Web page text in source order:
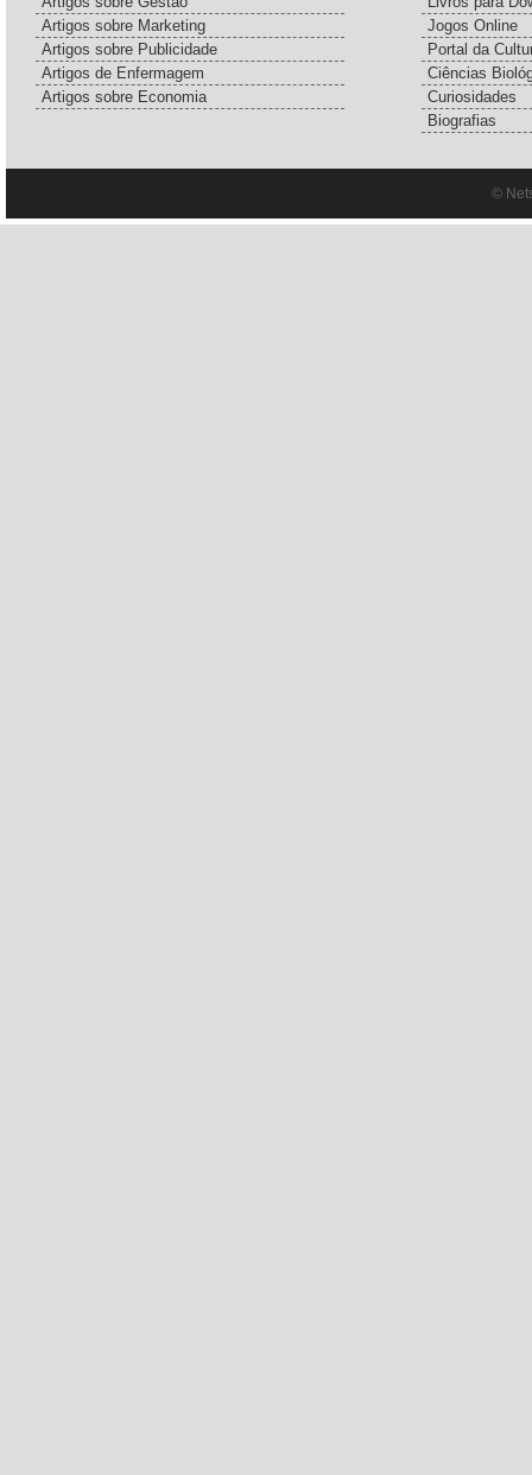
Artigos sobre Marketing
Artigos sobre Publicidade
Artigos de Enfermagem
Artigos sobre Economia
Jogos Online
Portal da
Ciências
Curiosidades
Biografias
©